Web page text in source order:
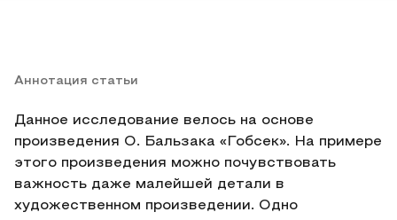
Аннотация статьи
Данное исследование велось на основе
произведения О. Бальзака «Гобсек». На примере
этого произведения можно почувствовать
важность даже малейшей детали в
художественном произведении. Одно